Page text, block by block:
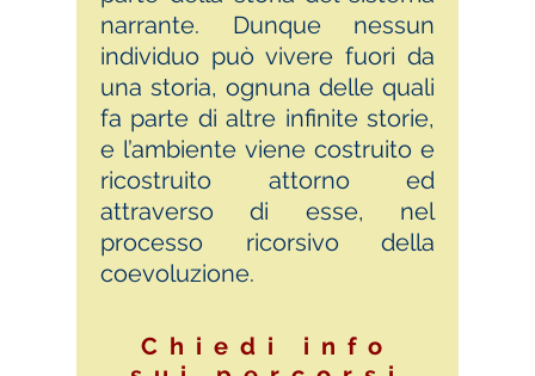
narrante. Dunque nessun
individuo può vivere fuori da
una storia, ognuna delle quali
fa parte di altre infinite storie,
e l’ambiente viene costruito e
ricostruito attorno ed
attraverso di esse, nel
processo ricorsivo della
coevoluzione.
Chiedi info